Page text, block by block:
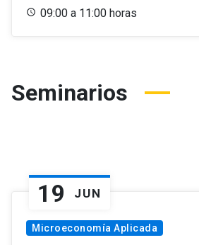
09:00 a 11:00 horas
Seminarios
19 JUN
Microeconomía Aplicada